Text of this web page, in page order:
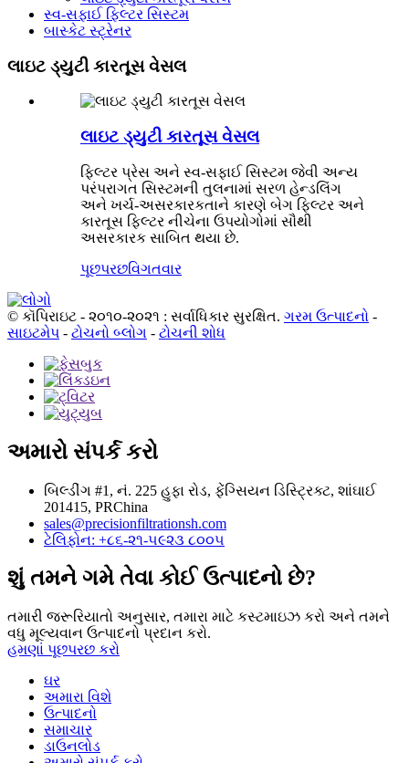
સ્વ-સફાઈ ફિલ્ટર સિસ્ટમ
બાસ્કેટ સ્ટ્રેનર
લાઇટ ડ્યુટી કારતૂસ વેસલ
લાઇટ ડ્યુટી કારતૂસ વેસલ
ફિલ્ટર પ્રેસ અને સ્વ-સફાઈ સિસ્ટમ જેવી અન્ય
પરંપરાગત સિસ્ટમની તુલનામાં સરળ હેન્ડલિંગ
અને ખર્ચ-અસરકારકતાને કારણે બેગ ફિલ્ટર અને
કારતૂસ ફિલ્ટર નીચેના ઉપયોગોમાં સૌથી
અસરકારક સાબિત થયા છે.
પૂછપરછવિગતવાર
© કૉપિરાઇટ - ૨૦૧૦-૨૦૨૧ : સર્વાધિકાર સુરક્ષિત. ગરમ ઉત્પાદનો -
સાઇટમેપ - ટોચનો બ્લોગ - ટોચની શોધ
અમારો સંપર્ક કરો
બિલ્ડીંગ #1, નં. 225 હુફા રોડ, ફેંગ્સિયન ડિસ્ટ્રિક્ટ, શાંઘાઈ
201415, PRChina
sales@precisionfiltrationsh.com
ટેલિફોન: +૮૬-૨૧-૫૯૨૩ ૮૦૦૫
શું તમને ગમે તેવા કોઈ ઉત્પાદનો છે?
તમારી જરૂરિયાતો અનુસાર, તમારા માટે કસ્ટમાઇઝ કરો અને તમને
વધુ મૂલ્યવાન ઉત્પાદનો પ્રદાન કરો.
હમણાં પૂછપરછ કરો
ઘર
અમારા વિશે
ઉત્પાદનો
સમાચાર
ડાઉનલોડ